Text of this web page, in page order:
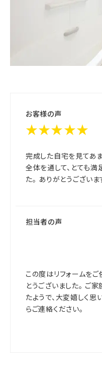
お客様の声
★★★★★
完成した自宅を見てあ
全体を通して、とても満
た。 ありがとうございま
担当者の声
この度はリフォームを
とうございました。 ご
たようで、大変嬉しく思
らご連絡ください。